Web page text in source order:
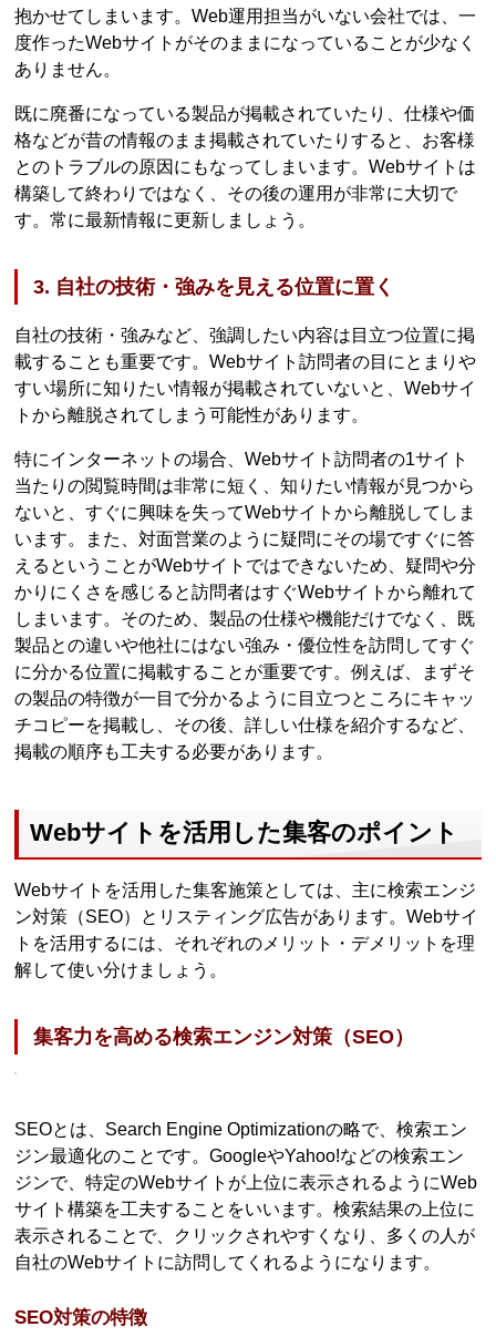
抱かせてしまいます。Web運用担当がいない会社では、一
度作ったWebサイトがそのままになっていることが少なく
ありません。
既に廃番になっている製品が掲載されていたり、仕様や価
格などが昔の情報のまま掲載されていたりすると、お客様
とのトラブルの原因にもなってしまいます。Webサイトは
構築して終わりではなく、その後の運用が非常に大切で
す。常に最新情報に更新しましょう。
3. 自社の技術・強みを見える位置に置く
自社の技術・強みなど、強調したい内容は目立つ位置に掲
載することも重要です。Webサイト訪問者の目にとまりや
すい場所に知りたい情報が掲載されていないと、Webサイ
トから離脱されてしまう可能性があります。
特にインターネットの場合、Webサイト訪問者の1サイト
当たりの閲覧時間は非常に短く、知りたい情報が見つから
ないと、すぐに興味を失ってWebサイトから離脱してしま
います。また、対面営業のように疑問にその場ですぐに答
えるということがWebサイトではできないため、疑問や分
かりにくさを感じると訪問者はすぐWebサイトから離れて
しまいます。そのため、製品の仕様や機能だけでなく、既
製品との違いや他社にはない強み・優位性を訪問してすぐ
に分かる位置に掲載することが重要です。例えば、まずそ
の製品の特徴が一目で分かるように目立つところにキャッ
チコピーを掲載し、その後、詳しい仕様を紹介するなど、
掲載の順序も工夫する必要があります。
Webサイトを活用した集客のポイント
Webサイトを活用した集客施策としては、主に検索エンジ
ン対策（SEO）とリスティング広告があります。Webサイ
トを活用するには、それぞれのメリット・デメリットを理
解して使い分けましょう。
集客力を高める検索エンジン対策（SEO）
SEOとは、Search Engine Optimizationの略で、検索エン
ジン最適化のことです。GoogleやYahoo!などの検索エン
ジンで、特定のWebサイトが上位に表示されるようにWeb
サイト構築を工夫することをいいます。検索結果の上位に
表示されることで、クリックされやすくなり、多くの人が
自社のWebサイトに訪問してくれるようになります。
SEO対策の特徴